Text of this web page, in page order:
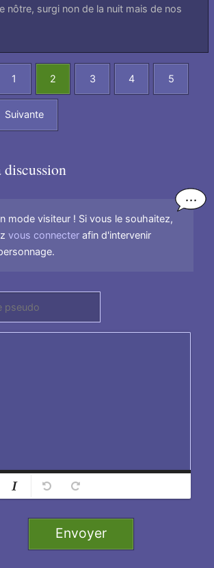
nôtre, surgi non de la nuit mais de nos
1 2 3 4 5
Suivante
mode visiteur ! Si vous le souhaitez,
vous connecter afin d'intervenir
Titre 1
2
Envoyer